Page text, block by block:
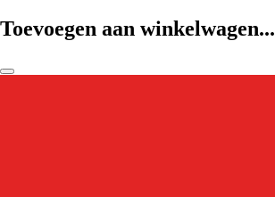
Toevoegen aan winkelwagen...